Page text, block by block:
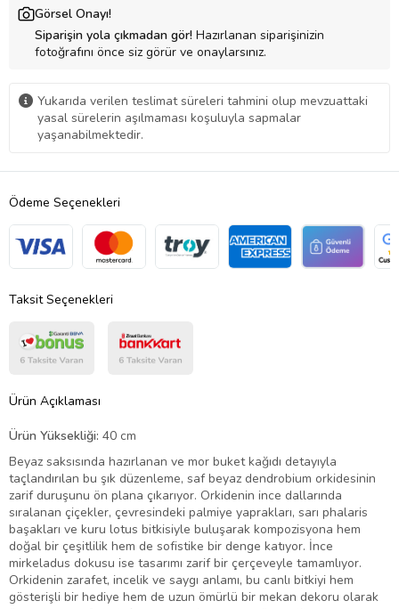
Görsel Onayı!
Siparişin yola çıkmadan gör! Hazırlanan siparişinizin
fotoğrafını önce siz görür ve onaylarsınız.
Yukarıda verilen teslimat süreleri tahmini olup mevzuattaki
yasal sürelerin aşılmaması koşuluyla sapmalar
yaşanabilmektedir.
Ödeme Seçenekleri
Taksit Seçenekleri
Ürün Açıklaması
Ürün Yüksekliği: 40 cm
Beyaz saksısında hazırlanan ve mor buket kağıdı detayıyla
taçlandırılan bu şık düzenleme, saf beyaz dendrobium orkidesinin
zarif duruşunu ön plana çıkarıyor. Orkidenin ince dallarında
sıralanan çiçekler, çevresindeki palmiye yaprakları, sarı phalaris
başakları ve kuru lotus bitkisiyle buluşarak kompozisyona hem
doğal bir çeşitlilik hem de sofistike bir denge katıyor. İnce
mirkeladus dokusu ise tasarımı zarif bir çerçeveyle tamamlıyor.
Orkidenin zarafet, incelik ve saygı anlamı, bu canlı bitkiyi hem
gösterişli bir hediye hem de uzun ömürlü bir mekan dekoru olarak